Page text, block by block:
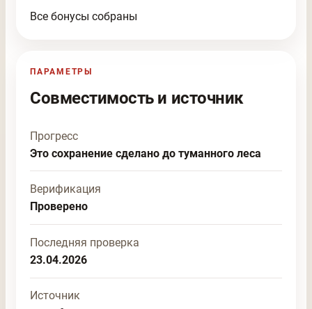
Все бонусы собраны
ПАРАМЕТРЫ
Совместимость и источник
Прогресс
Это сохранение сделано до туманного леса
Верификация
Проверено
Последняя проверка
23.04.2026
Источник